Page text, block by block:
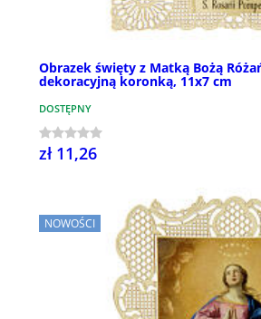
Obrazek święty z Matką Bożą
dekoracyjną koronką, 11x7 cm
DOSTĘPNY
zł 11,26
NOWOŚCI